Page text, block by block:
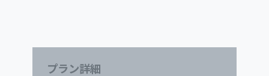
プラン詳細